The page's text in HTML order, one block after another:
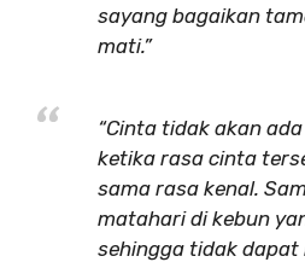
sayang bagaikan
mati.”
“Cinta tidak akan
ketika rasa cinta
sama rasa kenal.
matahari di kebun
sehingga tidak dapat